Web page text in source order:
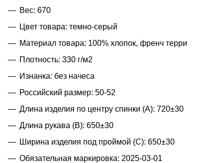
Вес: 670
Цвет товара: темно-серый
Материал товара: 100% хлопок, френч терри
Плотность: 330 г/м2
Изнанка: без начеса
Российский размер: 50-52
Длина изделия по центру спинки (A): 720±30
Длина рукава (B): 650±30
Ширина изделия под проймой (С): 650±30
Обязательная маркировка: 2025-03-01